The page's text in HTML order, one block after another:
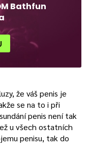
Bathfun
že váš penis je
se na to i při
penis není tak
u všech ostatních
penisu, tak do